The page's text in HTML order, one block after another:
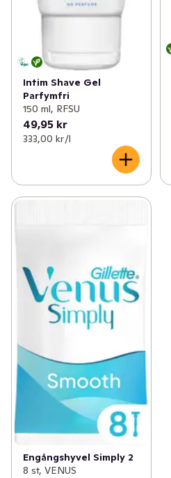
Intim Shave Gel
Parfymfri
150 ml, RFSU
49,95 kr
333,00 kr /l
Engångshyvel Simply 2
8 st, VENUS